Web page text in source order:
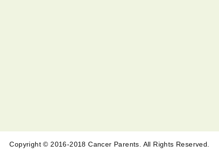
Copyright © 2016-2018 Cancer Parents. All Rights Reserved.